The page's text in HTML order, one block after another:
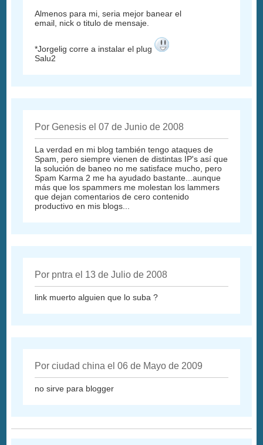
Almenos para mi, seria mejor banear el
email, nick o titulo de mensaje.
*Jorgelig corre a instalar el plug
Salu2
Por Genesis el 07 de Junio de 2008
La verdad en mi blog también tengo ataques de
Spam, pero siempre vienen de distintas IP's así que
la solución de baneo no me satisface mucho, pero
Spam Karma 2 me ha ayudado bastante...aunque
más que los spammers me molestan los lammers
que dejan comentarios de cero contenido
productivo en mis blogs...
Por pntra el 13 de Julio de 2008
link muerto alguien que lo suba ?
Por ciudad china el 06 de Mayo de 2009
no sirve para blogger